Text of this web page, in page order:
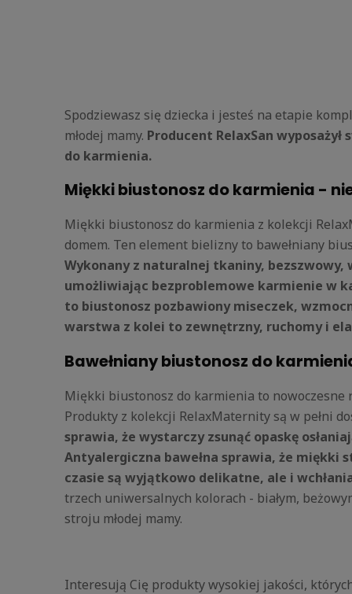
Spodziewasz się dziecka i jesteś na etapie
młodej mamy. Producent RelaxSan
do karmienia.
Miękki biustonosz do karmienia -
Miękki biustonosz do karmienia z kolekcji
domem. Ten element bielizny to bawełniany
Wykonany z naturalnej tkaniny,
umożliwiając bezproblemowe karmienie w
to biustonosz pozbawiony miseczek,
warstwa z kolei to zewnętrzny, ruchomy i
Bawełniany biustonosz do
Miękki biustonosz do karmienia to
Produkty z kolekcji RelaxMaternity są w pełni
sprawia, że wystarczy zsunąć opaskę
Antyalergiczna bawełna sprawia, że
czasie są wyjątkowo delikatne, ale i
trzech uniwersalnych kolorach - białym,
stroju młodej mamy.
Interesują Cię produkty wysokiej jakości,